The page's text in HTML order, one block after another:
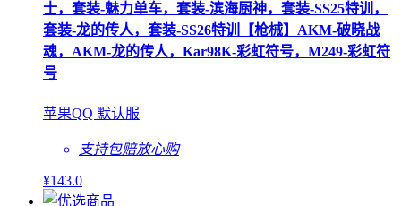
士，套装-魅力单车，套装-滨海厨神，套装-SS25特训，
套装-龙的传人，套装-SS26特训【枪械】AKM-破晓战
魂，AKM-龙的传人，Kar98K-彩虹符号，M249-彩虹符
号
苹果QQ 默认服
支持包赔放心购
¥143.0